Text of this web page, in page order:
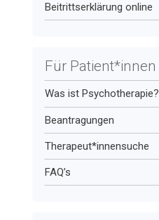
Beitrittserklärung online
Für Patient*innen
Was ist Psychotherapie?
Beantragungen
Therapeut*innensuche
FAQ’s